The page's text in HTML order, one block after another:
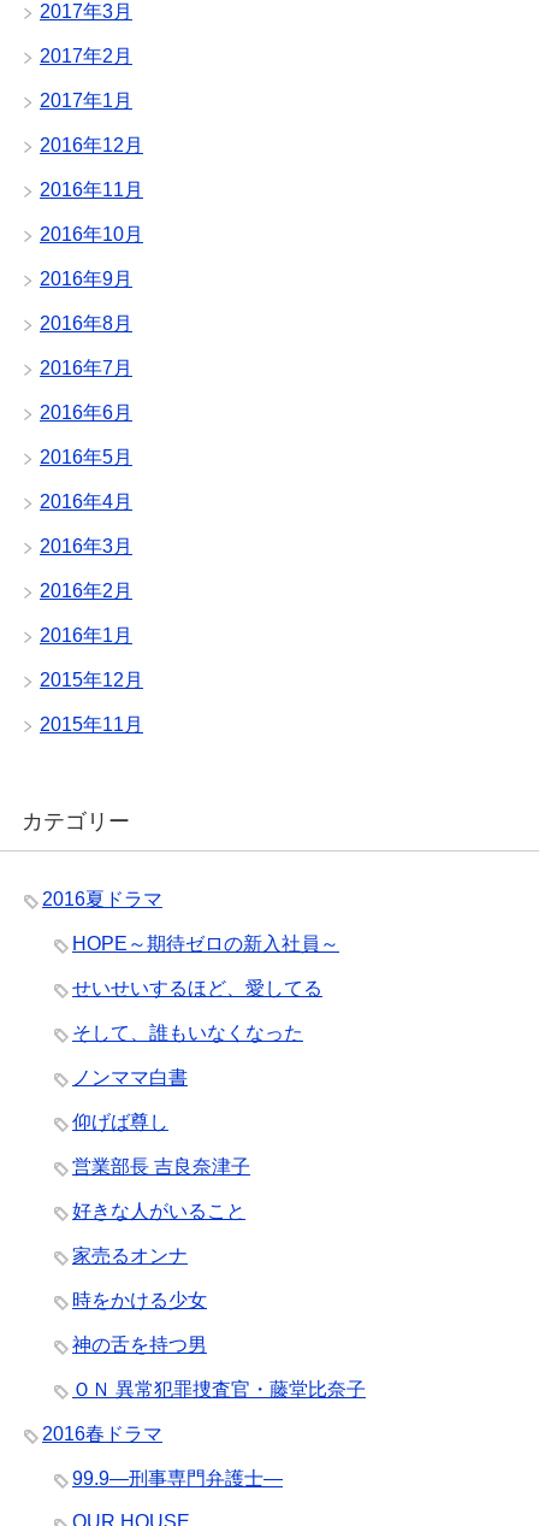
2017年3月
2017年2月
2017年1月
2016年12月
2016年11月
2016年10月
2016年9月
2016年8月
2016年7月
2016年6月
2016年5月
2016年4月
2016年3月
2016年2月
2016年1月
2015年12月
2015年11月
カテゴリー
2016夏ドラマ
HOPE～期待ゼロの新入社員～
せいせいするほど、愛してる
そして、誰もいなくなった
ノンママ白書
仰げば尊し
営業部長 吉良奈津子
好きな人がいること
家売るオンナ
時をかける少女
神の舌を持つ男
ＯＮ 異常犯罪捜査官・藤堂比奈子
2016春ドラマ
99.9―刑事専門弁護士―